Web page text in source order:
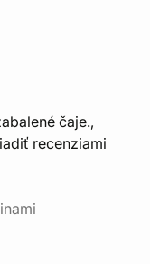
čaje.,
recenziami